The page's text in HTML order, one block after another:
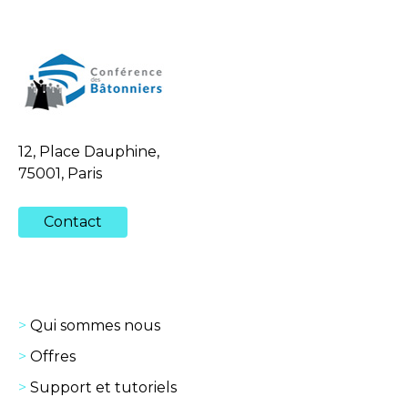
12, Place Dauphine,
75001, Paris
Contact
Qui sommes nous
Offres
Support et tutoriels